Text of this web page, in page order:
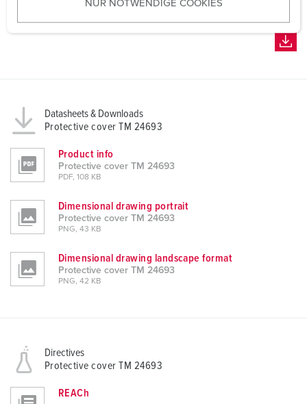
w
NUR NOTWENDIGE COOKIES
Datasheets & Downloads
Protective cover TM 24693
Product info
Protective cover TM 24693
PDF, 108 KB
Dimensional drawing portrait
Protective cover TM 24693
PNG, 43 KB
Dimensional drawing landscape format
Protective cover TM 24693
PNG, 42 KB
Directives
Protective cover TM 24693
REACh